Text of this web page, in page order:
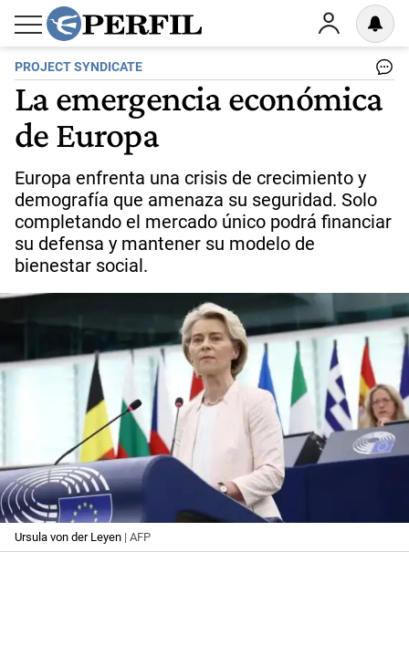
PROJECT SYNDICATE
La emergencia económica
de Europa
Europa enfrenta una crisis de crecimiento y
demografía que amenaza su seguridad. Solo
completando el mercado único podrá financiar
su defensa y mantener su modelo de
bienestar social.
Ursula von der Leyen | AFP